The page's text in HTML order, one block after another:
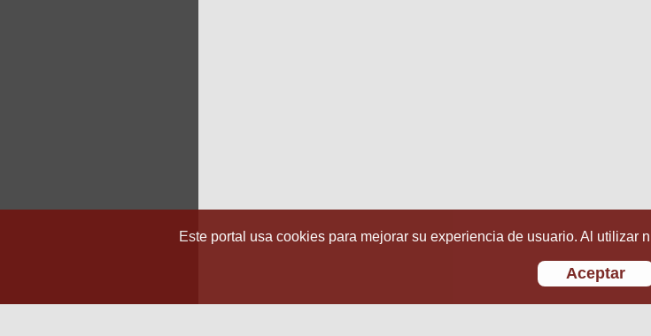
Este portal usa cookies para mejorar su experiencia de usuario. Al utilizar
Aceptar